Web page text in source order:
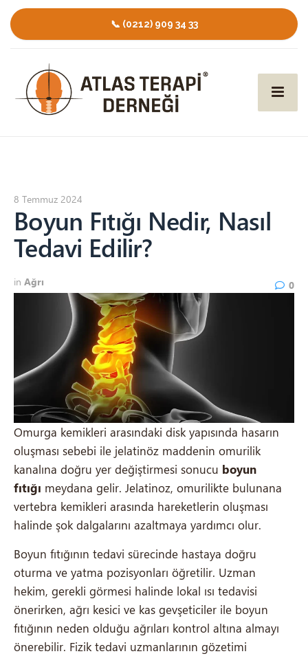
📞 (0212) 909 34 33
8 Temmuz 2024
Boyun Fıtığı Nedir, Nasıl
Tedavi Edilir?
in Ağrı 0
Omurga kemikleri arasındaki disk yapısında hasarın
oluşması sebebi ile jelatinöz maddenin omurilik
kanalına doğru yer değiştirmesi sonucu boyun
fıtığı meydana gelir. Jelatinoz, omurilikte bulunana
vertebra kemikleri arasında hareketlerin oluşması
halinde şok dalgalarını azaltmaya yardımcı olur.
Boyun fıtığının tedavi sürecinde hastaya doğru
oturma ve yatma pozisyonları öğretilir. Uzman
hekim, gerekli görmesi halinde lokal ısı tedavisi
önerirken, ağrı kesici ve kas gevşeticiler ile boyun
fıtığının neden olduğu ağrıları kontrol altına almayı
önerebilir. Fizik tedavi uzmanlarının gözetimi